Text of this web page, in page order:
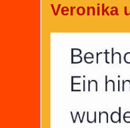
Veronika